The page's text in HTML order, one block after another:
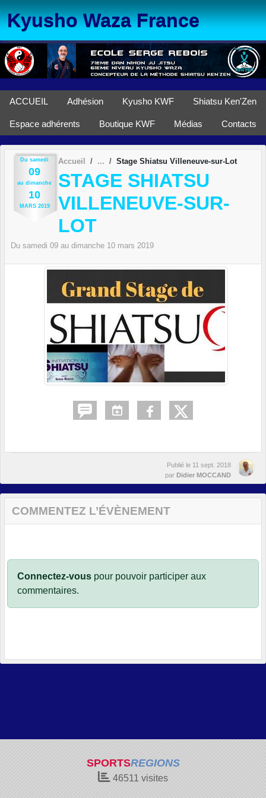
Kyusho Waza France
ACCUEIL Adhésion Kyusho KWF Shiatsu Ken'Zen
Espace adhérents Boutique KWF Médias Contacts
Du samedi
09
au dimanche
10
MARS 2019
Accueil Stage Shiatsu Villeneuve-sur-Lot
STAGE SHIATSU
VILLENEUVE-SUR-
LOT
Du samedi 09 au dimanche 10 mars 2019
Publié le 11 sept. 2018
par Didier MOCCAND
COMMENTEZ L’ÉVÈNEMENT
Connectez-vous pour pouvoir participer aux
commentaires.
SPORTSREGIONS
46511 visites